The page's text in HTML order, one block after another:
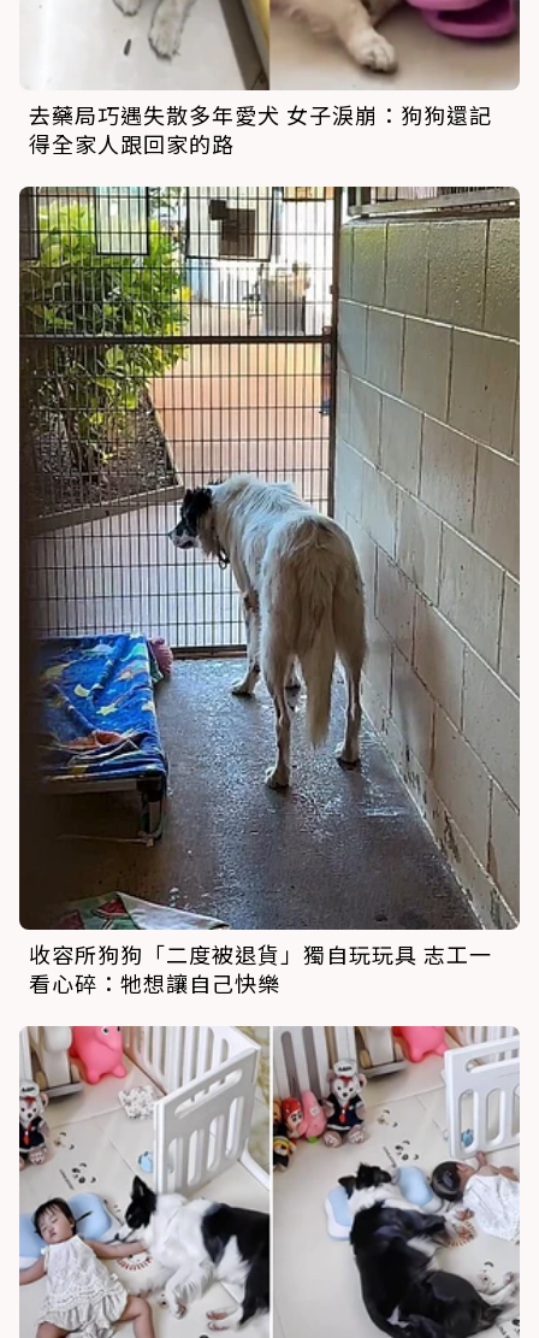
去藥局巧遇失散多年愛犬 女子淚崩：狗狗還記
得全家人跟回家的路
收容所狗狗「二度被退貨」獨自玩玩具 志工一
看心碎：牠想讓自己快樂